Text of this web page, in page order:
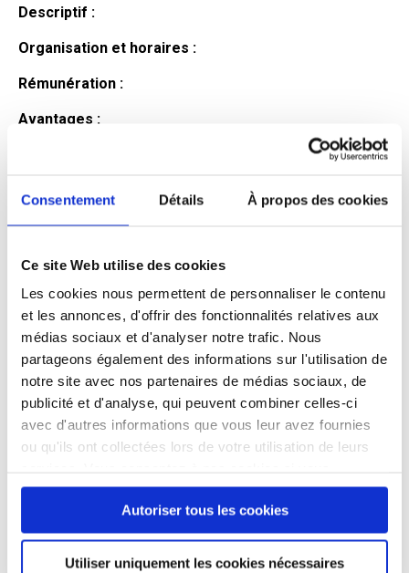
Consentement Détails À propos des cookies
Ce site Web utilise des cookies
Les cookies nous permettent de personnaliser le contenu
et les annonces, d'offrir des fonctionnalités relatives aux
médias sociaux et d'analyser notre trafic. Nous
partageons également des informations sur l'utilisation de
notre site avec nos partenaires de médias sociaux, de
publicité et d'analyse, qui peuvent combiner celles-ci
avec d'autres informations que vous leur avez fournies
ou qu'ils ont collectées lors de votre utilisation de leurs
continuez à utiliser notre site Web.
Autoriser tous les cookies
Utiliser uniquement les cookies nécessaires
Descriptif :
Organisation et horaires :
Rémunération :
Avantages :
Profil du
candidat
Qualifications et diplômes :
Profil recherché :
Expérience :
Processus
de
recrutement